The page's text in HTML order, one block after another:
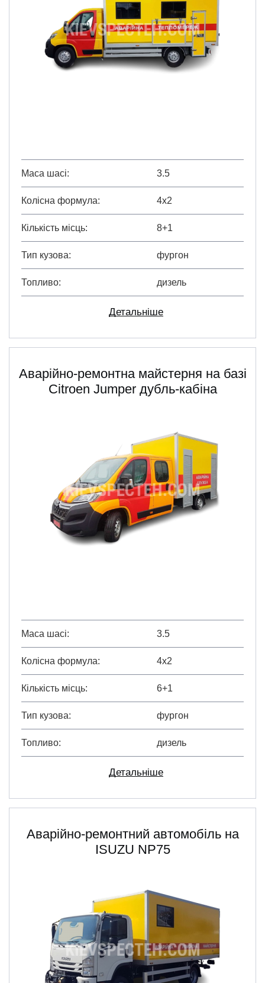
Маса шасі 3.5
Колісна формула 4х2
Кількість місць 8+1
Тип кузова фургон
Топливо дизель
Детальніше
Аварійно-ремонтна майстерня на базі
Citroen Jumper дубль-кабіна
Маса шасі 3.5
Колісна формула 4х2
Кількість місць 6+1
Тип кузова фургон
Топливо дизель
Детальніше
Аварійно-ремонтний автомобіль на
ISUZU NP75